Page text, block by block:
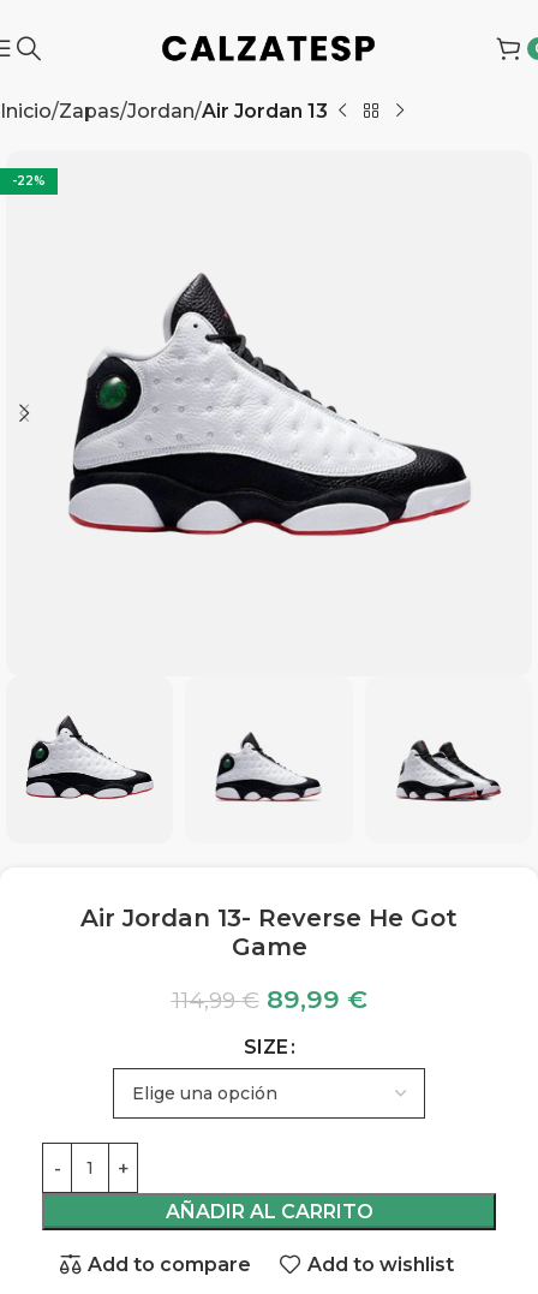
Inicio Zapas Jordan Air Jordan 13
-22%
Air Jordan 13- Reverse He Got
Game
114,99€ 89,99 €
SIZE
AÑADIR AL CARRITO
Add to compare Add to wishlist